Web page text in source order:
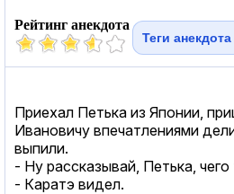
Рейтинг анекдота
Теги анекдота
Приехал Петька из Японии,
Ивановичу впечатлениями
выпили.
- Ну рассказывай, Петька,
- Каратэ видел.